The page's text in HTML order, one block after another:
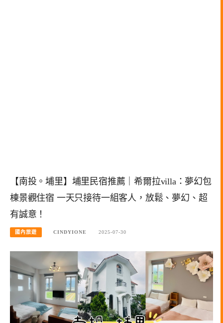
【南投。埔里】埔里民宿推薦｜希爾拉villa：夢幻包
棟景觀住宿 一天只接待一組客人，放鬆、夢幻、超
有誠意！
國內旅遊 CINDYIONE 2025-07-30